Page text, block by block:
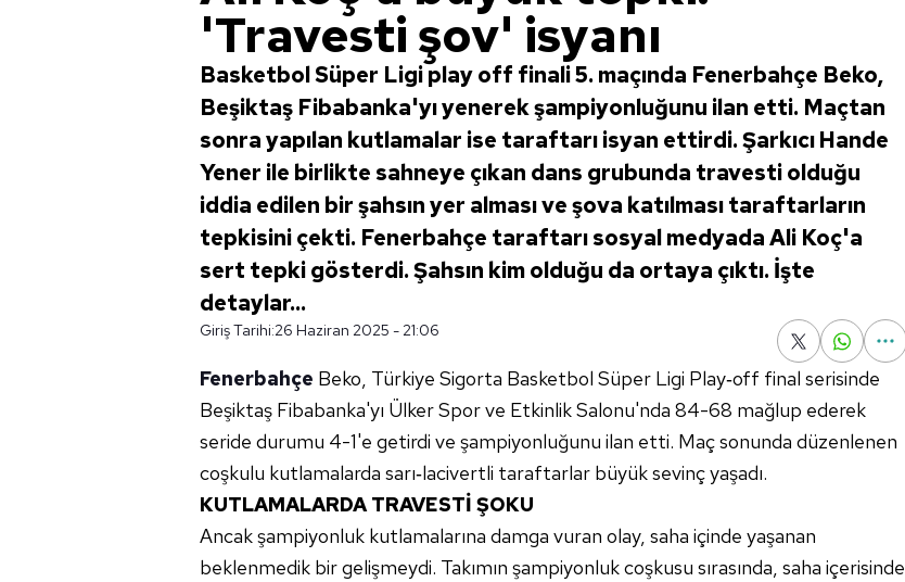
'Travesti şov' isyanı
Basketbol Süper Ligi play off finali 5. maçında Fenerbahçe Beko,
Beşiktaş Fibabanka'yı yenerek şampiyonluğunu ilan etti. Maçtan
sonra yapılan kutlamalar ise taraftarı isyan ettirdi. Şarkıcı Hande
Yener ile birlikte sahneye çıkan dans grubunda travesti olduğu
iddia edilen bir şahsın yer alması ve şova katılması taraftarların
tepkisini çekti. Fenerbahçe taraftarı sosyal medyada Ali Koç'a
sert tepki gösterdi. Şahsın kim olduğu da ortaya çıktı. İşte
detaylar...
Giriş Tarihi:26 Haziran 2025 - 21:06
Fenerbahçe Beko, Türkiye Sigorta Basketbol Süper Ligi Play‑off final serisinde
Beşiktaş Fibabanka'yı Ülker Spor ve Etkinlik Salonu'nda 84-68 mağlup ederek
seride durumu 4-1'e getirdi ve şampiyonluğunu ilan etti. Maç sonunda düzenlenen
coşkulu kutlamalarda sarı‑lacivertli taraftarlar büyük sevinç yaşadı.
KUTLAMALARDA TRAVESTİ ŞOKU
Ancak şampiyonluk kutlamalarına damga vuran olay, saha içinde yaşanan
beklenmedik bir gelişmeydi. Takımın şampiyonluk coşkusu sırasında, saha içerisinde